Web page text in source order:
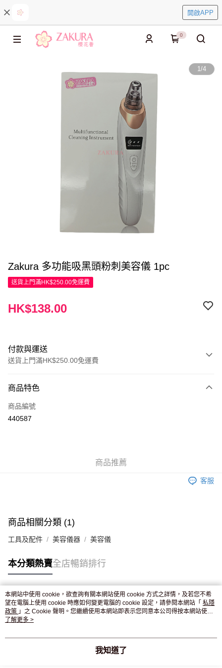
開啟APP
0
1/4
Zakura 多功能吸黑頭粉刺美容儀 1pc
送貨上門滿HK$250.00免運費
HK$138.00
付款與運送
送貨上門滿HK$250.00免運費
信用卡
Apple Pay
付款後門市自取，訂單確認後2-4個工作天到店，7天內取。逾期後
商品特色
商品編號
440587
商品推薦
客服
商品相關分類 (1)
工具及配件 美容儀器 美容儀
本分類熱賣全店暢銷排行
熱門標籤
熱銷排行
本網站中使用 cookie，欲查詢有關本網站使用 cookie 方式之詳情，及若您不希
望在電腦上使用 cookie 時應如何變更電腦的 cookie 設定，請參閱本網站「 私隱
政策 」之 Cookie 聲明。您繼續使用本網站即表示您同意本公司得按本網站使用
條款之 Cookie 聲明使用 cookie。
了解更多 >
我知道了